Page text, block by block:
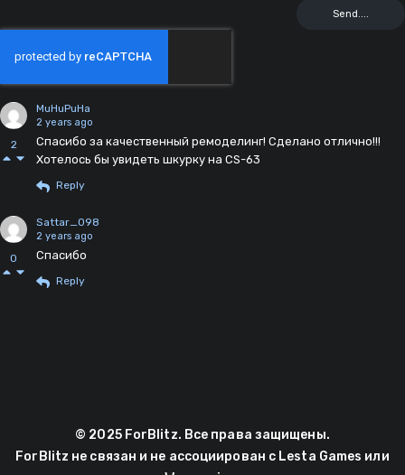
2
MuHuPuHa
2 years ago
Спасибо за качественный ремоделинг! Сделано отлично!!!
Хотелось бы увидеть шкурку на CS-63
Reply
0
Sattar_098
2 years ago
Спасибо
Reply
© 2025 ForBlitz. Все права защищены.
ForBlitz не связан и не ассоциирован с Lesta Games или